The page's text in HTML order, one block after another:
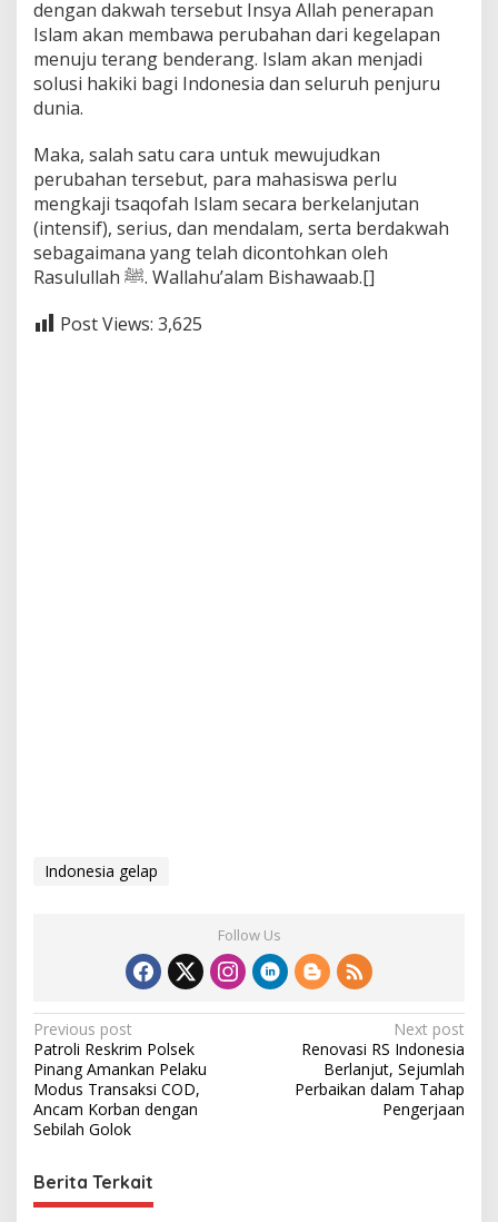
dengan dakwah tersebut Insya Allah penerapan
Islam akan membawa perubahan dari kegelapan
menuju terang benderang. Islam akan menjadi
solusi hakiki bagi Indonesia dan seluruh penjuru
dunia.
Maka, salah satu cara untuk mewujudkan
perubahan tersebut, para mahasiswa perlu
mengkaji tsaqofah Islam secara berkelanjutan
(intensif), serius, dan mendalam, serta berdakwah
sebagaimana yang telah dicontohkan oleh
Rasulullah ﷺ. Wallahu’alam Bishawaab.[]
Post Views: 3,625
Indonesia gelap
Follow Us
P
o
s
t
a
Previous post
Patroli Reskrim Polsek
Pinang Amankan Pelaku
Modus Transaksi COD,
Ancam Korban dengan
Sebilah Golok
Next post
Renovasi RS Indonesia
Berlanjut, Sejumlah
Perbaikan dalam Tahap
Pengerjaan
Berita Terkait